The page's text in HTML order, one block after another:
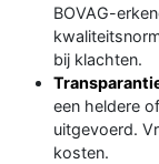
BOVAG-
bij klachten.
een heldere
uitgevoerd.
kosten.